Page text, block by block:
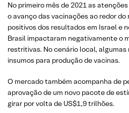
No primeiro mês de 2021 as
o avanço das vacinações ao redor do
positivos dos resultados em Israel e
Brasil impactaram negativamente o
restritivas. No cenário local,
insumos para produção de vacinas.
O mercado também acompanha de
aprovação de um novo pacote de
girar por volta de US$1,9 trilhões.